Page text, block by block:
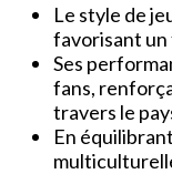
Le style de
favorisant
Ses
fans,
travers le
En